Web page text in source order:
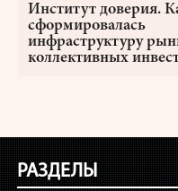
Институт доверия.
сформировалась
инфраструктуру
коллективных
РАЗДЕЛЫ